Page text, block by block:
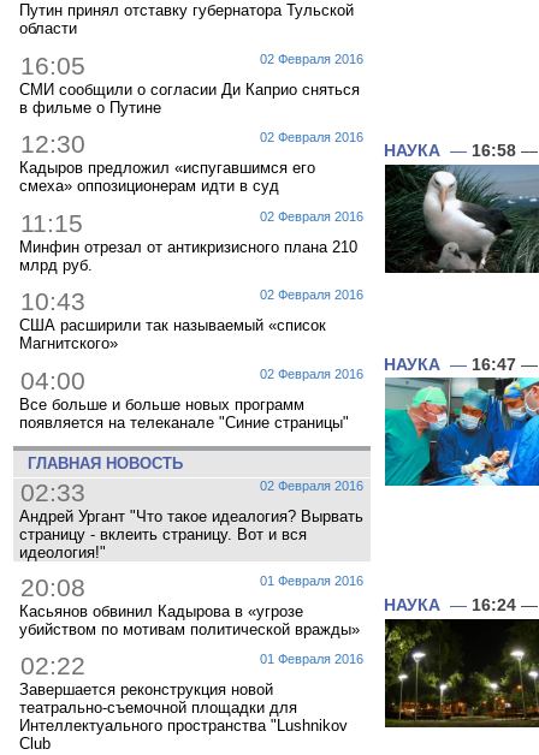
Путин принял отставку губернатора Тульской
области
02 Февраля 2016
16:05
СМИ сообщили о согласии Ди Каприо сняться
в фильме о Путине
02 Февраля 2016
12:30
Кадыров предложил «испугавшимся его
смеха» оппозиционерам идти в суд
02 Февраля 2016
11:15
Минфин отрезал от антикризисного плана 210
млрд руб.
02 Февраля 2016
10:43
США расширили так называемый «список
Магнитского»
02 Февраля 2016
04:00
Все больше и больше новых программ
появляется на телеканале "Синие страницы"
ГЛАВНАЯ НОВОСТЬ
02 Февраля 2016
02:33
Андрей Ургант "Что такое идеалогия? Вырвать
страницу - вклеить страницу. Вот и вся
идеология!"
01 Февраля 2016
20:08
Касьянов обвинил Кадырова в «угрозе
убийством по мотивам политической вражды»
01 Февраля 2016
02:22
Завершается реконструкция новой
театрально-съемочной площадки для
Интеллектуального пространства "Lushnikov
Club
НАУКА — 16:58 —
НАУКА — 16:47 —
НАУКА — 16:24 —